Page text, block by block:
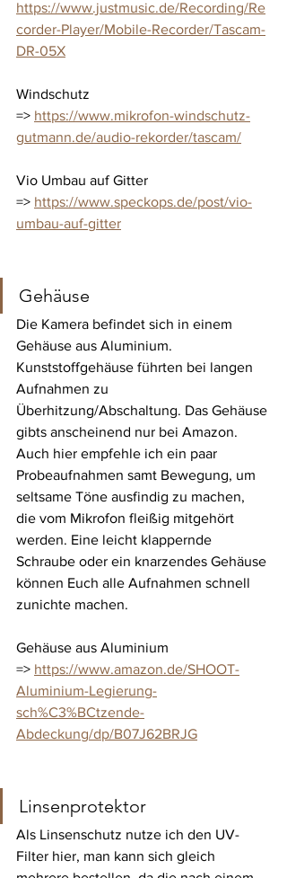
https://www.justmusic.de/Recording/Re
corder-Player/Mobile-Recorder/Tascam-
DR-05X
Windschutz
=> https://www.mikrofon-windschutz-
gutmann.de/audio-rekorder/tascam/
Vio Umbau auf Gitter
=> https://www.speckops.de/post/vio-
umbau-auf-gitter
Gehäuse
Die Kamera befindet sich in einem
Gehäuse aus Aluminium.
Kunststoffgehäuse führten bei langen
Aufnahmen zu
Überhitzung/Abschaltung. Das Gehäuse
gibts anscheinend nur bei Amazon.
Auch hier empfehle ich ein paar
Probeaufnahmen samt Bewegung, um
seltsame Töne ausfindig zu machen,
die vom Mikrofon fleißig mitgehört
werden. Eine leicht klappernde
Schraube oder ein knarzendes Gehäuse
können Euch alle Aufnahmen schnell
zunichte machen.
Gehäuse aus Aluminium
=> https://www.amazon.de/SHOOT-
Aluminium-Legierung-
sch%C3%BCtzende-
Abdeckung/dp/B07J62BRJG
Linsenprotektor
Als Linsenschutz nutze ich den UV-
Filter hier, man kann sich gleich